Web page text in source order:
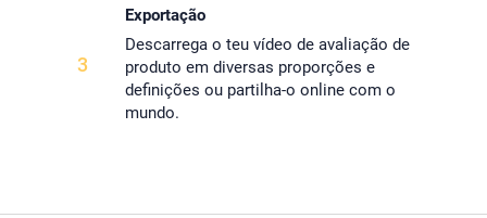
3
Exportação
Descarrega o teu vídeo de avaliação de
produto em diversas proporções e
definições ou partilha-o online com o
mundo.